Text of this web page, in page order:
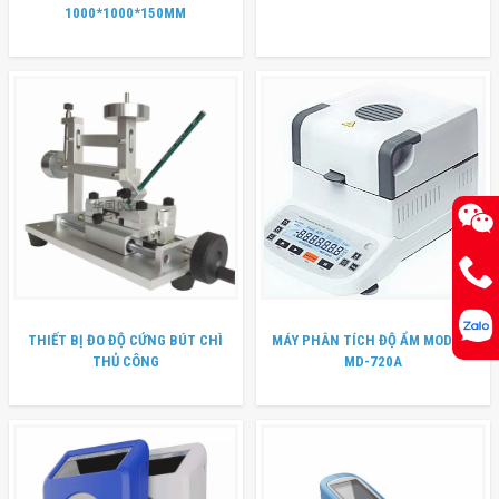
1000*1000*150MM
THIẾT BỊ ĐO ĐỘ CỨNG BÚT CHÌ
THỦ CÔNG
MÁY PHÂN TÍCH ĐỘ ẨM MODEL :
MD-720A